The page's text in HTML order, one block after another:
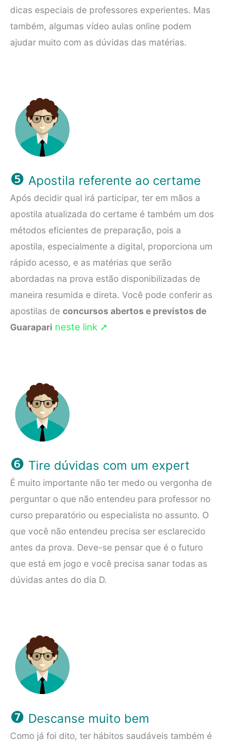
dicas especiais de professores experientes. Mas
também, algumas vídeo aulas online podem
ajudar muito com as dúvidas das matérias.
❺ Apostila referente ao certame
Após decidir qual irá participar, ter em mãos a
apostila atualizada do certame é também um dos
métodos eficientes de preparação, pois a
apostila, especialmente a digital, proporciona um
rápido acesso, e as matérias que serão
abordadas na prova estão disponibilizadas de
maneira resumida e direta. Você pode conferir as
apostilas de concursos abertos e previstos de
Guarapari neste link ➚
❻ Tire dúvidas com um expert
É muito importante não ter medo ou vergonha de
perguntar o que não entendeu para professor no
curso preparatório ou especialista no assunto. O
que você não entendeu precisa ser esclarecido
antes da prova. Deve-se pensar que é o futuro
que está em jogo e você precisa sanar todas as
dúvidas antes do dia D.
❼ Descanse muito bem
Como já foi dito, ter hábitos saudáveis também é